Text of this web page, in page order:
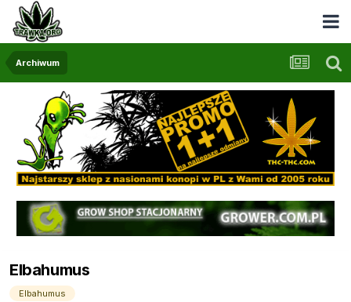
Archiwum
Elbahumus
Elbahumus